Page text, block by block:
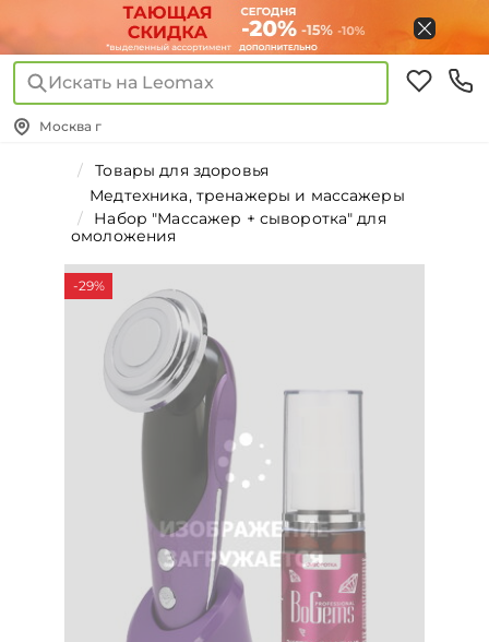
Искать на Leomax
Москва г
Товары для здоровья
Медтехника, тренажеры и массажеры
Набор "Массажер + сыворотка" для
омоложения
-29%